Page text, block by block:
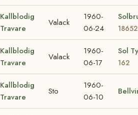
Kallblodig
Travare
Valack
1960-
06-24
18652
Kallblodig
Travare
Valack
1960-
06-17
Sol
162
Kallblodig
Travare
Sto
1960-
06-10